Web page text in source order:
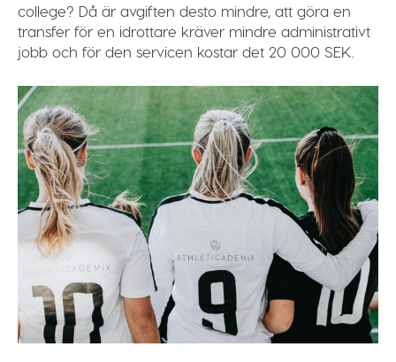
college? Då är avgiften desto mindre, att göra en
transfer för en idrottare kräver mindre administrativt
jobb och för den servicen kostar det 20 000 SEK.